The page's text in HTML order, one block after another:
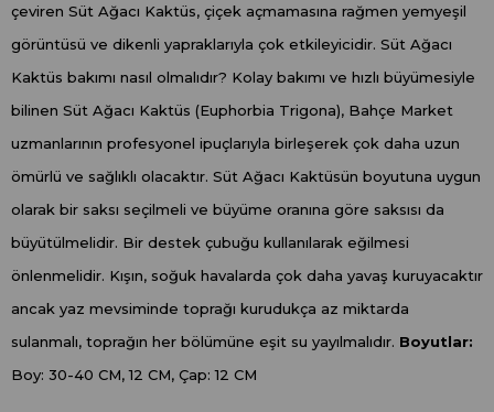
çeviren Süt Ağacı Kaktüs, çiçek açmamasına rağmen yemyeşil
görüntüsü ve dikenli yapraklarıyla çok etkileyicidir. Süt Ağacı
Kaktüs bakımı nasıl olmalıdır? Kolay bakımı ve hızlı büyümesiyle
bilinen Süt Ağacı Kaktüs (Euphorbia Trigona), Bahçe Market
uzmanlarının profesyonel ipuçlarıyla birleşerek çok daha uzun
ömürlü ve sağlıklı olacaktır. Süt Ağacı Kaktüsün boyutuna uygun
olarak bir saksı seçilmeli ve büyüme oranına göre saksısı da
büyütülmelidir. Bir destek çubuğu kullanılarak eğilmesi
önlenmelidir. Kışın, soğuk havalarda çok daha yavaş kuruyacaktır
ancak yaz mevsiminde toprağı kurudukça az miktarda
sulanmalı, toprağın her bölümüne eşit su yayılmalıdır. Boyutlar:
Boy: 30-40 CM, 12 CM, Çap: 12 CM